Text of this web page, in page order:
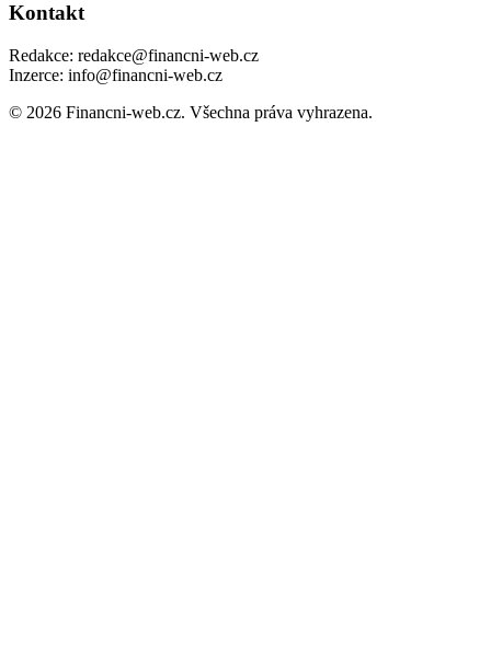
Kontakt
Redakce: redakce@financni-web.cz
Inzerce: info@financni-web.cz
© 2026 Financni-web.cz. Všechna práva vyhrazena.